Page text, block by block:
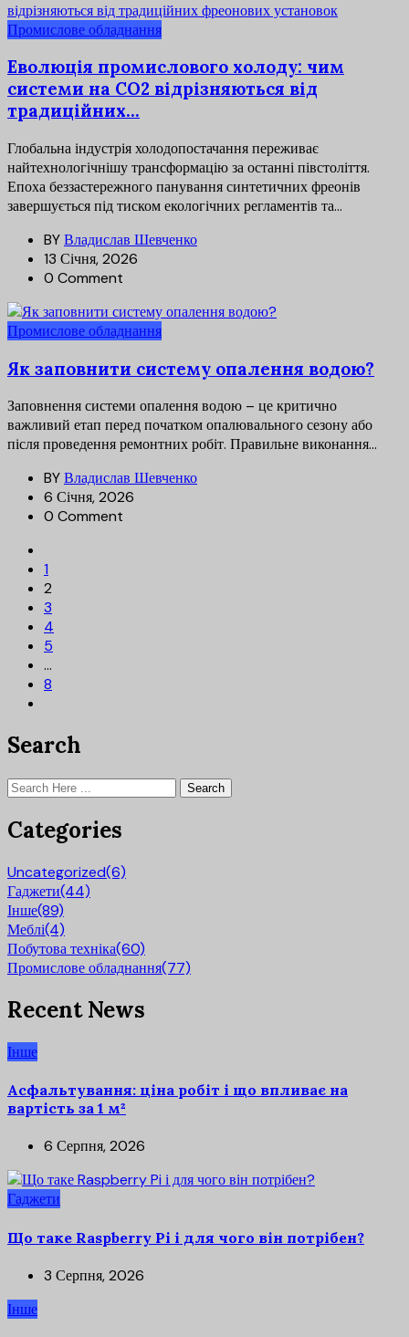
Промислове обладнання
Еволюція промислового холоду: чим
системи на CO2 відрізняються від
традиційних...
Глобальна індустрія холодопостачання переживає
найтехнологічнішу трансформацію за останні півстоліття.
Епоха беззастережного панування синтетичних фреонів
завершується під тиском екологічних регламентів та...
BYВладислав Шевченко
13 Січня, 2026
0 Comment
Промислове обладнання
Як заповнити систему опалення водою?
Заповнення системи опалення водою – це критично
важливий етап перед початком опалювального сезону або
після проведення ремонтних робіт. Правильне виконання...
BYВладислав Шевченко
6 Січня, 2026
0 Comment
1
2
3
4
5
…
8
Search
Search
Categories
Uncategorized(6)
Гаджети(44)
Інше(89)
Меблі(4)
Побутова техніка(60)
Промислове обладнання(77)
Recent News
Інше
Асфальтування: ціна робіт і що впливає на
вартість за 1 м²
6 Серпня, 2026
Гаджети
Що таке Raspberry Pi і для чого він потрібен?
3 Серпня, 2026
Інше